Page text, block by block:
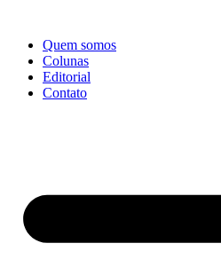
conteúdo
Quem somos
Colunas
Editorial
Contato